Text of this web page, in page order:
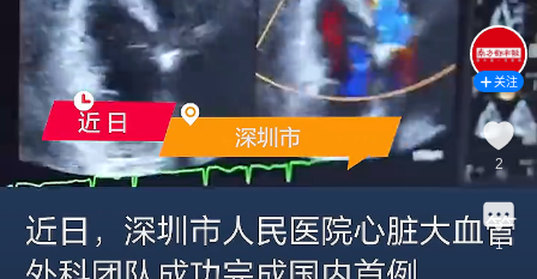
关注
2
1